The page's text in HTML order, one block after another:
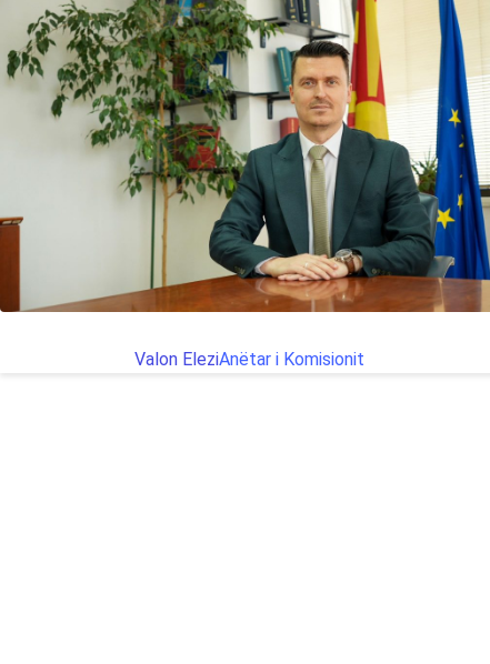
Valon EleziAnëtar i Komisionit